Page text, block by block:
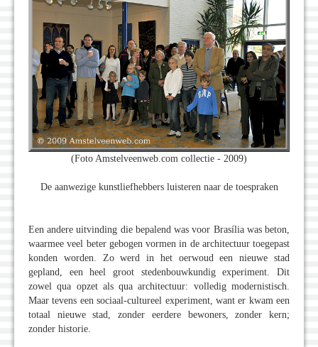
(Foto Amstelveenweb.com collectie - 2009)
De aanwezige kunstliefhebbers luisteren naar de toespraken
Een andere uitvinding die bepalend was voor Brasília was beton,
waarmee veel beter gebogen vormen in de architectuur toegepast
konden worden. Zo werd in het oerwoud een nieuwe stad
gepland, een heel groot stedenbouwkundig experiment. Dit
zowel qua opzet als qua architectuur: volledig modernistisch.
Maar tevens een sociaal-cultureel experiment, want er kwam een
totaal nieuwe stad, zonder eerdere bewoners, zonder kern;
zonder historie.